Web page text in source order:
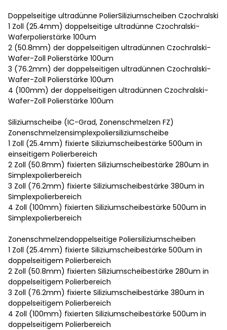
Doppelseitige ultradünne PolierSiliziumscheiben Czochralski
1 Zoll (25.4mm) doppelseitige ultradünne Czochralski-
Waferpolierstärke 100um
2 (50.8mm) der doppelseitigen ultradünnen Czochralski-
Wafer-Zoll Polierstärke 100um
3 (76.2mm) der doppelseitigen ultradünnen Czochralski-
Wafer-Zoll Polierstärke 100um
4 (100mm) der doppelseitigen ultradünnen Czochralski-
Wafer-Zoll Polierstärke 100um
Siliziumscheibe (IC-Grad, Zonenschmelzen FZ)
Zonenschmelzensimplexpoliersiliziumscheibe
1 Zoll (25.4mm) fixierte Siliziumscheibestärke 500um in
einseitigem Polierbereich
2 Zoll (50.8mm) fixierten Siliziumscheibestärke 280um in
Simplexpolierbereich
3 Zoll (76.2mm) fixierte Siliziumscheibestärke 380um in
Simplexpolierbereich
4 Zoll (100mm) fixierten Siliziumscheibestärke 500um in
Simplexpolierbereich
Zonenschmelzendoppelseitige Poliersiliziumscheiben
1 Zoll (25.4mm) fixierte Siliziumscheibestärke 500um in
doppelseitigem Polierbereich
2 Zoll (50.8mm) fixierten Siliziumscheibestärke 280um in
doppelseitigem Polierbereich
3 Zoll (76.2mm) fixierte Siliziumscheibestärke 380um in
doppelseitigem Polierbereich
4 Zoll (100mm) fixierten Siliziumscheibestärke 500um in
doppelseitigem Polierbereich